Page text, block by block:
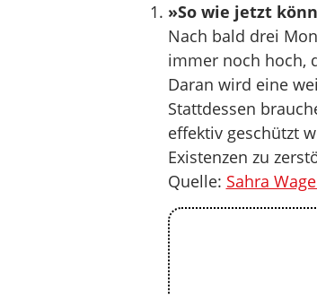
»So wie jetzt
Nach bald drei
immer noch hoch,
Daran wird eine
Stattdessen
effektiv geschützt
Existenzen zu
Quelle: Sahra